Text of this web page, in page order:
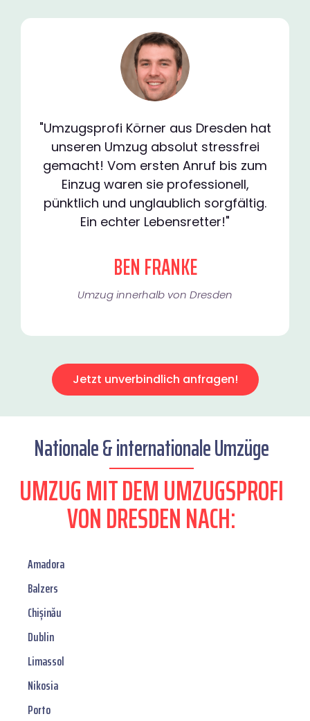
"Umzugsprofi Körner aus Dresden hat
unseren Umzug absolut stressfrei
gemacht! Vom ersten Anruf bis zum
Einzug waren sie professionell,
pünktlich und unglaublich sorgfältig.
Ein echter Lebensretter!"
BEN FRANKE
Umzug innerhalb von Dresden​
Jetzt unverbindlich anfragen!
Nationale & internationale Umzüge
UMZUG MIT DEM UMZUGSPROFI
VON DRESDEN NACH:
Amadora
Balzers
Chișinău
Dublin
Limassol
Nikosia
Porto